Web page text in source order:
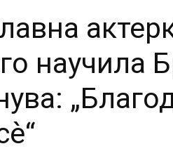
научила